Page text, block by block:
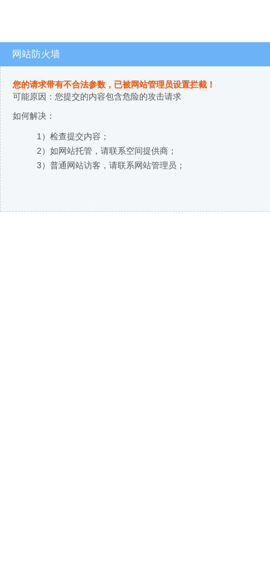
网站防火墙
您的请求带有不合法参数，已被网站管理员设置拦截！
可能原因：您提交的内容包含危险的攻击请求
如何解决：
1）检查提交内容；
2）如网站托管，请联系空间提供商；
3）普通网站访客，请联系网站管理员；